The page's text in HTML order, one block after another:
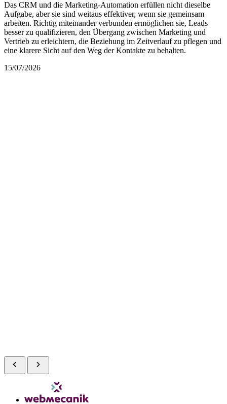
Das CRM und die Marketing-Automation erfüllen nicht dieselbe
Aufgabe, aber sie sind weitaus effektiver, wenn sie gemeinsam
arbeiten. Richtig miteinander verbunden ermöglichen sie, Leads
besser zu qualifizieren, den Übergang zwischen Marketing und
Vertrieb zu erleichtern, die Beziehung im Zeitverlauf zu pflegen und
eine klarere Sicht auf den Weg der Kontakte zu behalten.
15/07/2026